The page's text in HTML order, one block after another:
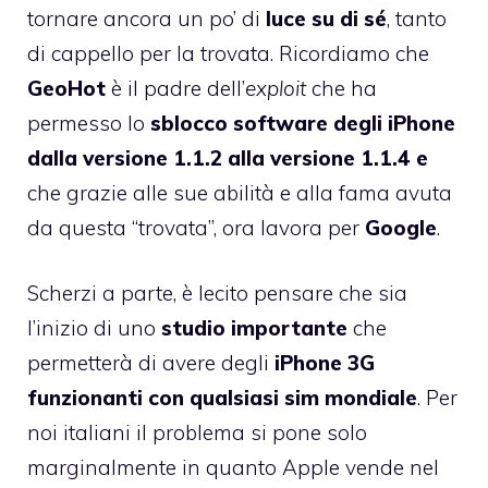
tornare ancora un po’ di luce su di sé, tanto
di cappello per la trovata. Ricordiamo che
GeoHot è il padre dell’exploitche ha
permesso lo sblocco software degli iPhone
dalla versione 1.1.2 alla versione 1.1.4 e
che grazie alle sue abilità e alla fama avuta
da questa “trovata”, ora lavora per Google.
Scherzi a parte, è lecito pensare che sia
l’inizio di uno studio importante che
permetterà di avere degli iPhone 3G
funzionanti con qualsiasi sim mondiale. Per
noi italiani il problema si pone solo
marginalmente in quanto Apple vende nel